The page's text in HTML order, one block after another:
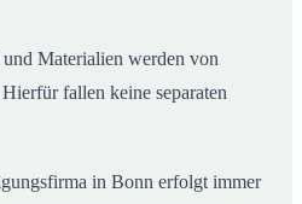
Materialien werden von
fallen keine separaten
in Bonn erfolgt immer